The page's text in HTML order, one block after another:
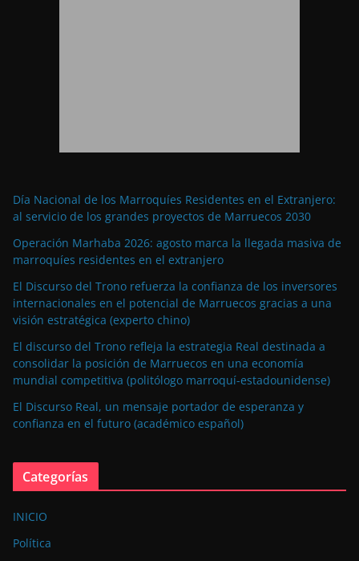
Día Nacional de los Marroquíes Residentes en el Extranjero:
al servicio de los grandes proyectos de Marruecos 2030
Operación Marhaba 2026: agosto marca la llegada masiva de
marroquíes residentes en el extranjero
El Discurso del Trono refuerza la confianza de los inversores
internacionales en el potencial de Marruecos gracias a una
visión estratégica (experto chino)
El discurso del Trono refleja la estrategia Real destinada a
consolidar la posición de Marruecos en una economía
mundial competitiva (politólogo marroquí-estadounidense)
El Discurso Real, un mensaje portador de esperanza y
confianza en el futuro (académico español)
Categorías
INICIO
Política